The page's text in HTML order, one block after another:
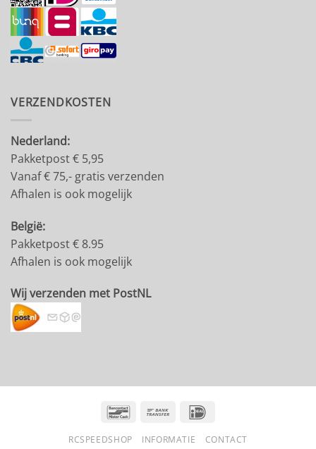
VERZENDKOSTEN
Nederland:
Pakketpost € 5,95
Vanaf € 75,- gratis verzenden
Afhalen is ook mogelijk
België:
Pakketpost € 8.95
Afhalen is ook mogelijk
Wij verzenden met PostNL
BancontactBank
RCSPEEDSHOP INFORMATIE CONTACT